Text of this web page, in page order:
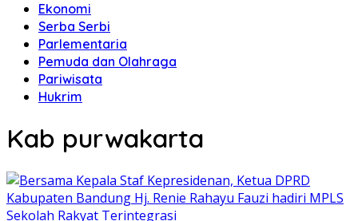
Ekonomi
Serba Serbi
Parlementaria
Pemuda dan Olahraga
Pariwisata
Hukrim
Kab purwakarta